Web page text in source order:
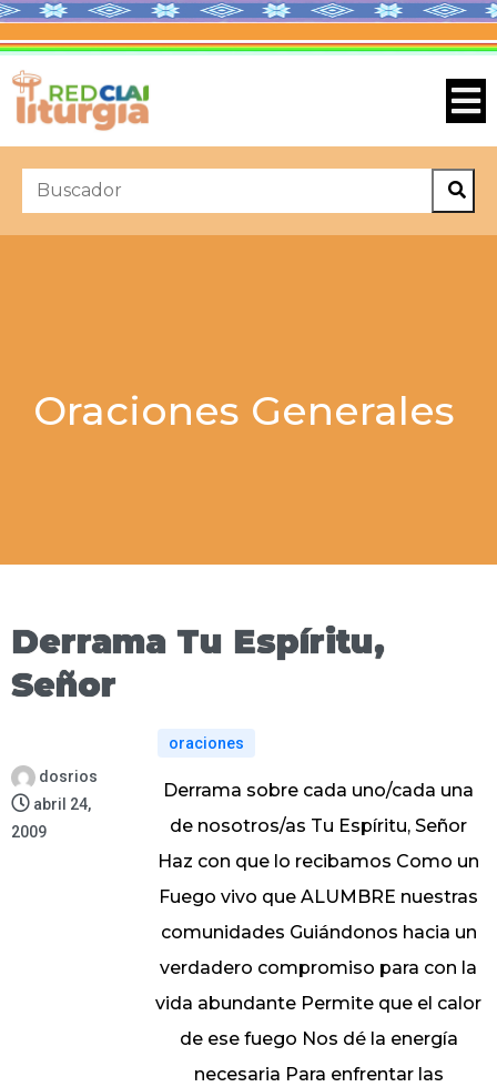
Oraciones Generales
Derrama Tu Espíritu,
Señor
dosrios
abril 24,
2009
oraciones
Derrama sobre cada uno/cada una
de nosotros/as Tu Espíritu, Señor
Haz con que lo recibamos Como un
Fuego vivo que ALUMBRE nuestras
comunidades Guiándonos hacia un
verdadero compromiso para con la
vida abundante Permite que el calor
de ese fuego Nos dé la energía
necesaria Para enfrentar las